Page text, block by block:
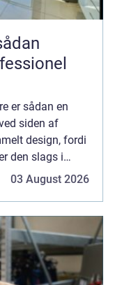
er sådan en
siden af
design, fordi
den slags i
03 August 2026